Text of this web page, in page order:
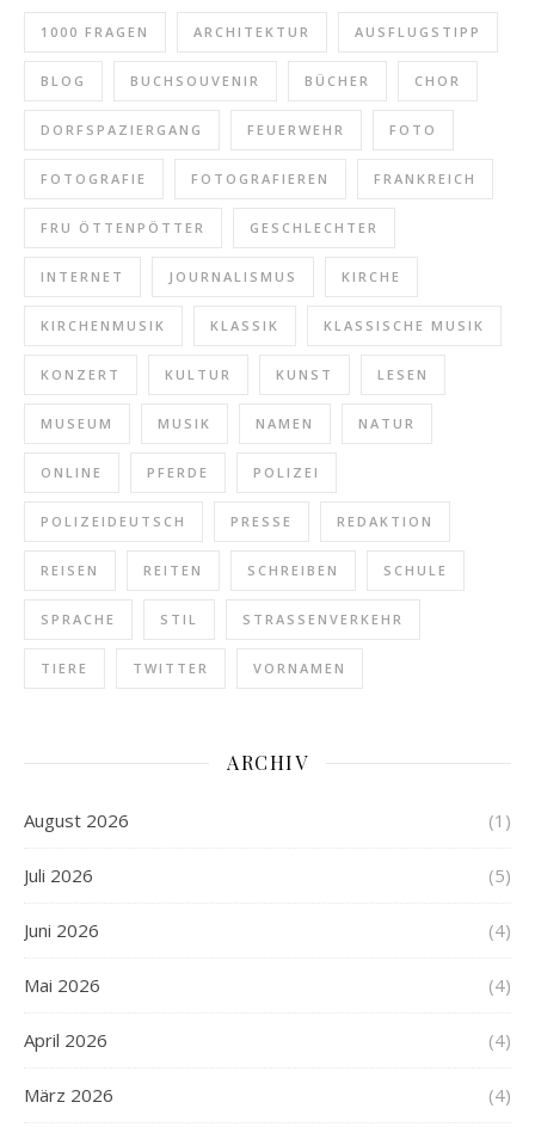
1000 FRAGEN ARCHITEKTUR AUSFLUGSTIPP
BLOG BUCHSOUVENIR BÜCHER CHOR
DORFSPAZIERGANG FEUERWEHR FOTO
FOTOGRAFIE FOTOGRAFIEREN FRANKREICH
FRU ÖTTENPÖTTER GESCHLECHTER
INTERNET JOURNALISMUS KIRCHE
KIRCHENMUSIK KLASSIK KLASSISCHE MUSIK
KONZERT KULTUR KUNST LESEN
MUSEUM MUSIK NAMEN NATUR
ONLINE PFERDE POLIZEI
POLIZEIDEUTSCH PRESSE REDAKTION
REISEN REITEN SCHREIBEN SCHULE
SPRACHE STIL STRASSENVERKEHR
TIERE TWITTER VORNAMEN
ARCHIV
August 2026 (1)
Juli 2026 (5)
Juni 2026 (4)
Mai 2026 (4)
April 2026 (4)
März 2026 (4)